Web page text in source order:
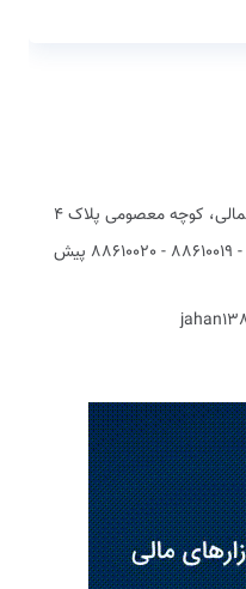
کوچه معصومی پلاک 4
تلفن تماس: 88610021- 88610023 - 88610019 - 88610020 پیش